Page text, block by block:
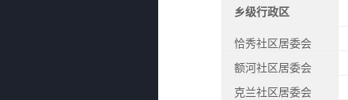
乡级行政区
恰秀社区居委会
额河社区居委会
克兰社区居委会